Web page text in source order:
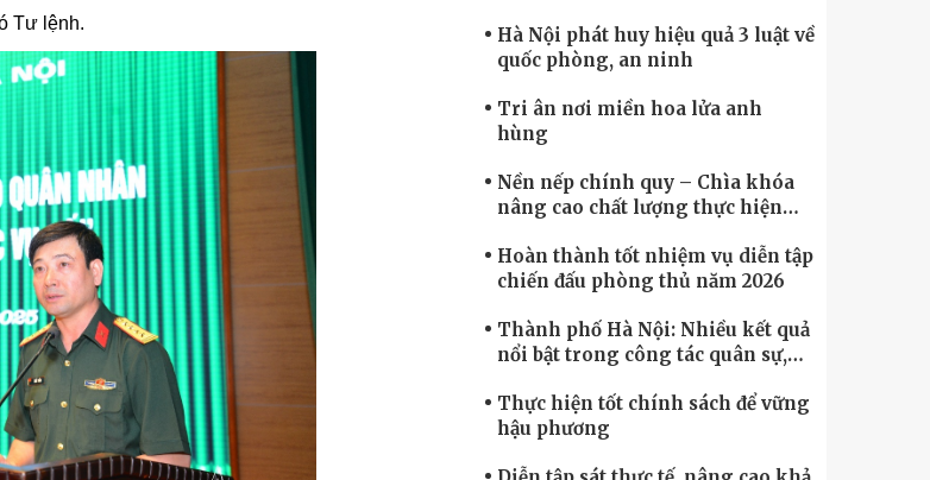
Tư lệnh.
Hà Nội phát huy hiệu quả 3 luật về
quốc phòng, an ninh
Tri ân nơi miền hoa lửa anh
hùng
Nền nếp chính quy – Chìa khóa
nâng cao chất lượng thực hiện
Hoàn thành tốt nhiệm vụ diễn tập
chiến đấu phòng thủ năm 2026
Thành phố Hà Nội: Nhiều kết quả
nổi bật trong công tác quân sự,
Thực hiện tốt chính sách để vững
hậu phương